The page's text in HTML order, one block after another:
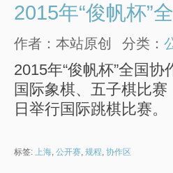
2015年“俊帆杯”
作者：本站原创 分类：
2015年“俊帆杯”全国
国际象棋、五子棋比
日举行国际跳棋比赛。
标签: 上海, 公开赛, 规程, 协作区